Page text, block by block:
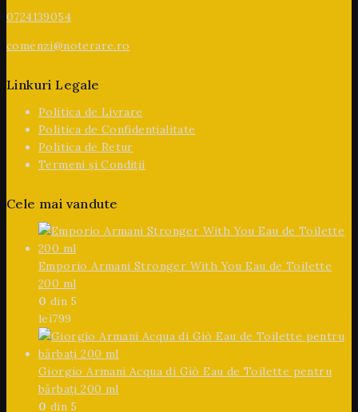
0724139054
comenzi@noterare.ro
Linkuri Legale
Politica de Livrare
Politica de Confidențialitate
Politica de Retur
Termeni și Condiții
Cele mai vandute
Emporio Armani Stronger With You Eau de Toilette
200 ml
0 din 5
lei799
Giorgio Armani Acqua di Giò Eau de Toilette pentru
bărbați 200 ml
0 din 5